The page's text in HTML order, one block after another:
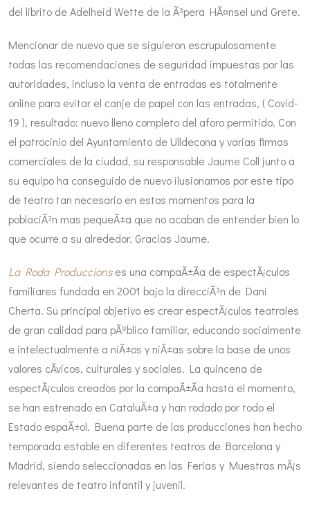
del librito de Adelheid Wette de la Ã³pera HÃ¤nsel und Grete.
Mencionar de nuevo que se siguieron escrupulosamente
todas las recomendaciones de seguridad impuestas por las
autoridades, incluso la venta de entradas es totalmente
online para evitar el canje de papel con las entradas, ( Covid-
19 ), resultado: nuevo lleno completo del aforo permitido. Con
el patrocinio del Ayuntamiento de Ulldecona y varias firmas
comerciales de la ciudad, su responsable Jaume Coll junto a
su equipo ha conseguido de nuevo ilusionarnos por este tipo
de teatro tan necesario en estos momentos para la
poblaciÃ³n mas pequeÃ±a que no acaban de entender bien lo
que ocurre a su alrededor. Gracias Jaume.
La Roda Produccionses una compaÃ±Ã­a de espectÃ¡culos
familiares fundada en 2001 bajo la direcciÃ³n de Dani
Cherta. Su principal objetivo es crear espectÃ¡culos teatrales
de gran calidad para pÃºblico familiar, educando socialmente
e intelectualmente a niÃ±os y niÃ±as sobre la base de unos
valores cÃ­vicos, culturales y sociales. La quincena de
espectÃ¡culos creados por la compaÃ±Ã­a hasta el momento,
se han estrenado en CataluÃ±a y han rodado por todo el
Estado espaÃ±ol. Buena parte de las producciones han hecho
temporada estable en diferentes teatros de Barcelona y
Madrid, siendo seleccionadas en las Ferias y Muestras mÃ¡s
relevantes de teatro infantil y juvenil.